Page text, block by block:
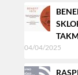
04/04/2025